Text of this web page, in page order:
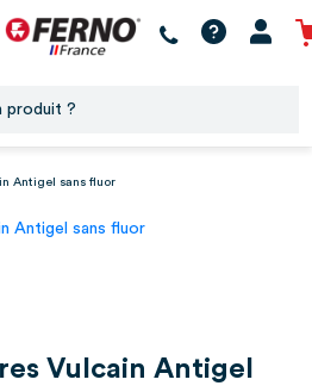
Antigel sans fluor
Vulcain Antigel